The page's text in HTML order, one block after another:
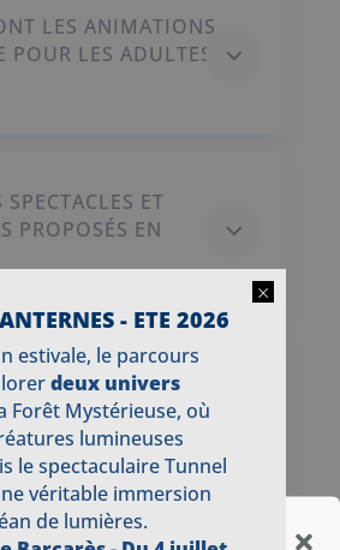
consentement aux
3
LES ANIMATIONS
POUR LES ADULTES
3
ET
PROPOSÉS EN
LES
ET ACTIVITÉS SONT
×
- ETE 2026
estivale, le parcours
deux univers
Forêt Mystérieuse, où
lumineuses
le spectaculaire Tunnel
véritable immersion
de lumières.